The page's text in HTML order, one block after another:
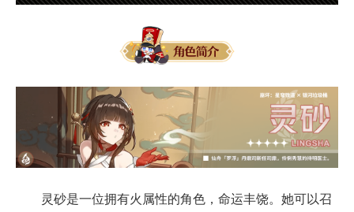
灵砂是一位拥有火属性的角色，命运丰饶。她可以召